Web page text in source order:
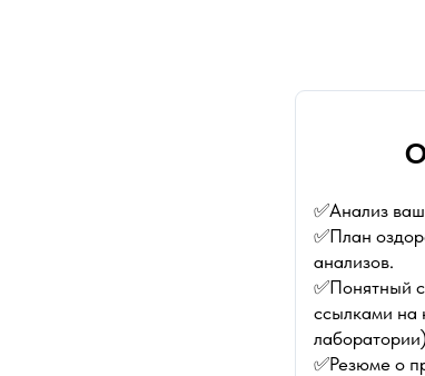
✅Анализ
✅План
анализов.
✅Понятный
ссылками на
✅Резюме о